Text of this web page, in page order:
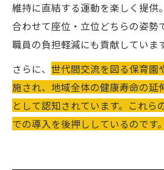
維持に直結する運動を楽しく提供
合わせて座位・立位どちらの姿勢
職員の負担軽減にも貢献しています
さらに、 世代間交流を図る保育園
施され、地域全体の健康寿命の延
として認知されています。これら
での導入を後押ししているのです。